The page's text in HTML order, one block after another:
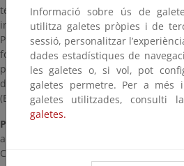
tendentes a la reparación de la
integra la margen derecha del río.
Por último, para alcanzar la
fondo de la playa y evitar su erosión,
plantas dunares procedentes del
de Sostenibilidad de la Costa y del
(Barrón), etc.
Plazo:
3 meses (duración del proyecto
adaptación al cambio climático,
Colunga" del cual forma parte)
Informació sobre ús de
utilitza galetes pròpies i de
sessió, personalitzar
dades estadístiques de
les galetes o, si vol, pot
galetes permetre. Per a més
galetes utilitzades, consulti
galetes.